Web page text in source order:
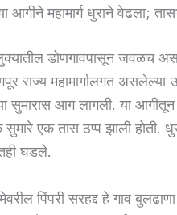
आगीने महामार्ग धुराने वेढला;
डोणगावपासून जवळच
राज्य महामार्गालगत असलेल्या
सुमारास आग लागली. या आगीतून
सुमारे एक तास ठप्प झाली
घडले.
पिंपरी सरहद्द हे गाव